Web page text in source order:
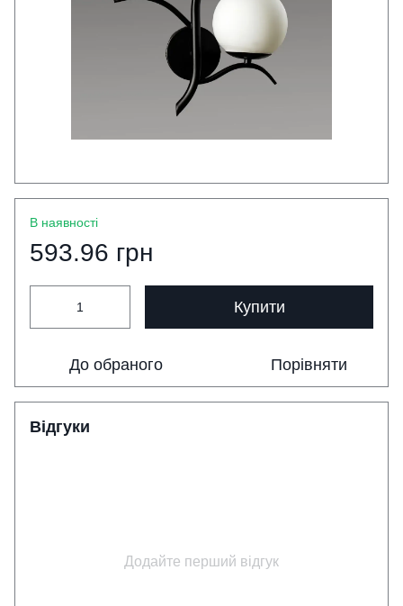
В наявності
593.96 грн
Купити
До обраного Порівняти
Відгуки
Додайте перший відгук